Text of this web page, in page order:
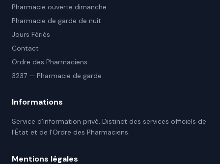
Pharmacie ouverte dimanche
Pharmacie de garde de nuit
Jours Fériés
Contact
Ordre des Pharmaciens
3237 — Pharmacie de garde
Informations
Service d'information privé. Distinct des services officiels de
l'État et de l'Ordre des Pharmaciens.
Mentions légales